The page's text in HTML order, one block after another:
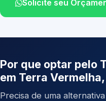
Solicite seu
Por que optar pelo
em Terra Vermelha,
Precisa de uma